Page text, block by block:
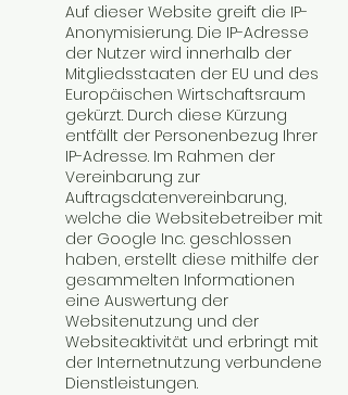
Auf dieser Website greift die IP-
Anonymisierung. Die IP-Adresse
der Nutzer wird innerhalb der
Mitgliedsstaaten der EU und des
Europäischen Wirtschaftsraum
gekürzt. Durch diese Kürzung
entfällt der Personenbezug Ihrer
IP-Adresse. Im Rahmen der
Vereinbarung zur
Auftragsdatenvereinbarung,
welche die Websitebetreiber mit
der Google Inc. geschlossen
haben, erstellt diese mithilfe der
gesammelten Informationen
eine Auswertung der
Websitenutzung und der
Websiteaktivität und erbringt mit
der Internetnutzung verbundene
Dienstleistungen.